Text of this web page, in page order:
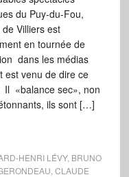
du Puy-du-Fou,
de Villiers est
en tournée de
dans les médias
est venu de dire ce
Il «balance sec», non
ils sont […]
HENRI LÉVY, BRUNO
CLAUDE